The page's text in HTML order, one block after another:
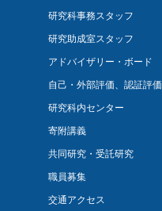
研究科事務スタッフ
研究助成室スタッフ
アドバイザリー・ボード
自己・外部評価、認証評価
研究科内センター
寄附講義
共同研究・受託研究
職員募集
交通アクセス